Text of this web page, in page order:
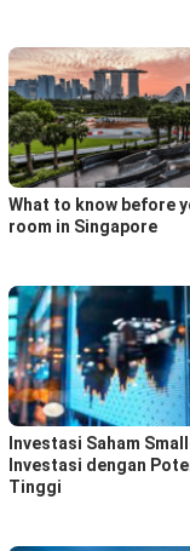
What to know before
room in Singapore
Investasi Saham
Investasi dengan
Tinggi